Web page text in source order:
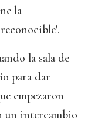
la
la sala de
para dar
empezaron
un intercambio